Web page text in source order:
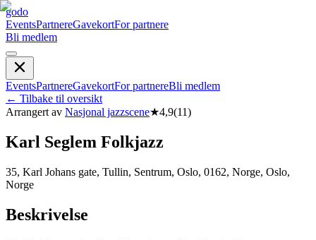
godo
EventsPartnereGavekortFor partnere
Bli medlem
EventsPartnereGavekortFor partnereBli medlem
← Tilbake til oversikt
Arrangert av Nasjonal jazzscene★4,9(11)
Karl Seglem Folkjazz
35, Karl Johans gate, Tullin, Sentrum, Oslo, 0162, Norge, Oslo,
Norge
Beskrivelse